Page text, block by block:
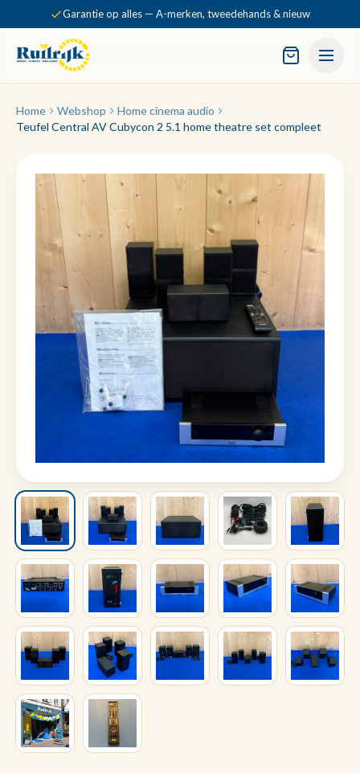
Garantie op alles — A-merken, tweedehands & nieuw
Home Webshop
Home cinema audio
Teufel Central AV Cubycon 2 5.1 home theatre set compleet